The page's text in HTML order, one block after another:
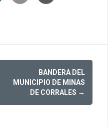
BANDERA DEL
MUNICIPIO DE MINAS
DE CORRALES →